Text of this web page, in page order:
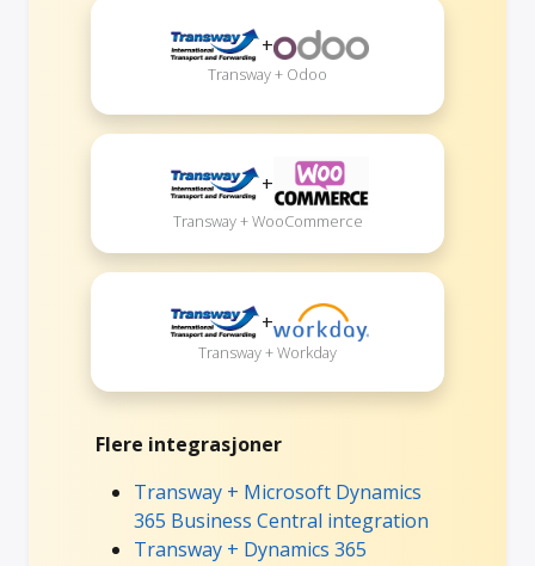
+
Transway + Odoo
+
Transway + WooCommerce
+
Transway + Workday
Flere integrasjoner
Transway + Microsoft Dynamics
365 Business Central integration
Transway + Dynamics 365